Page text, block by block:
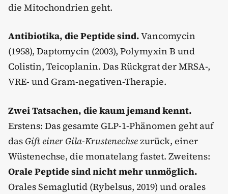
die Mitochondrien geht.
Antibiotika, die Peptide sind.Vancomycin
(1958), Daptomycin (2003), Polymyxin B und
Colistin, Teicoplanin. Das Rückgrat der MRSA-,
VRE- und Gram-negativen-Therapie.
Zwei Tatsachen, die kaum jemand kennt.
Erstens: Das gesamte GLP-1-Phänomen geht auf
das Gift einer Gila-Krustenechsezurück, einer
Wüstenechse, die monatelang fastet. Zweitens:
Orale Peptide sind nicht mehr unmöglich.
Orales Semaglutid (Rybelsus, 2019) und orales